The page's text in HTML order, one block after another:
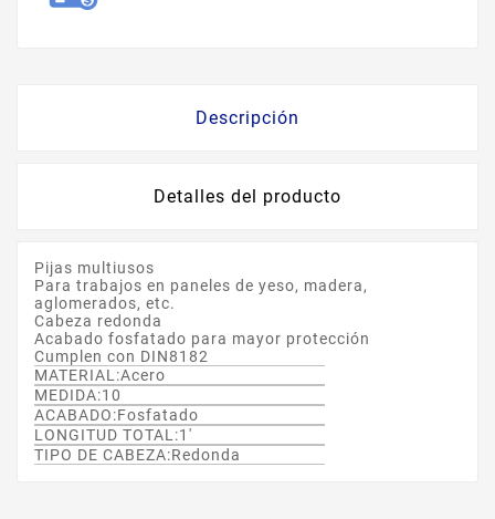
Descripción
Detalles del producto
Pijas multiusos
Para trabajos en paneles de yeso, madera,
aglomerados, etc.
Cabeza redonda
Acabado fosfatado para mayor protección
Cumplen con DIN8182
MATERIAL:Acero
MEDIDA:10
ACABADO:Fosfatado
LONGITUD TOTAL:1'
TIPO DE CABEZA:Redonda